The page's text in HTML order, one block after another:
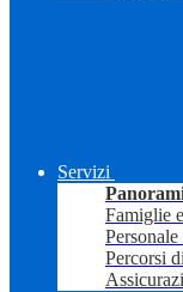
Servizi
Famiglie
Percorsi